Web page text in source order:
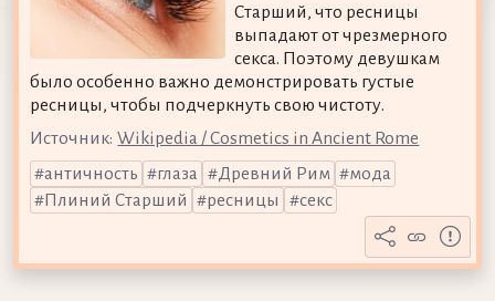
Старший, что ресницы
выпадают от чрезмерного
секса. Поэтому девушкам
было особенно важно демонстрировать густые
ресницы, чтобы подчеркнуть свою чистоту.
Источник: Wikipedia / Cosmetics in Ancient Rome
античность
глаза Древний Рим
мода
Плиний Старший
ресницы секс